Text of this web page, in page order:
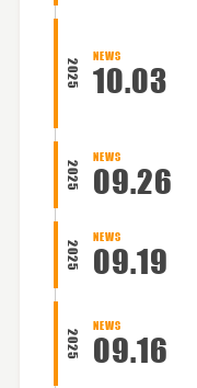
2025
NEWS
10.03
2025
NEWS
09.26
2025
NEWS
09.19
2025
NEWS
09.16